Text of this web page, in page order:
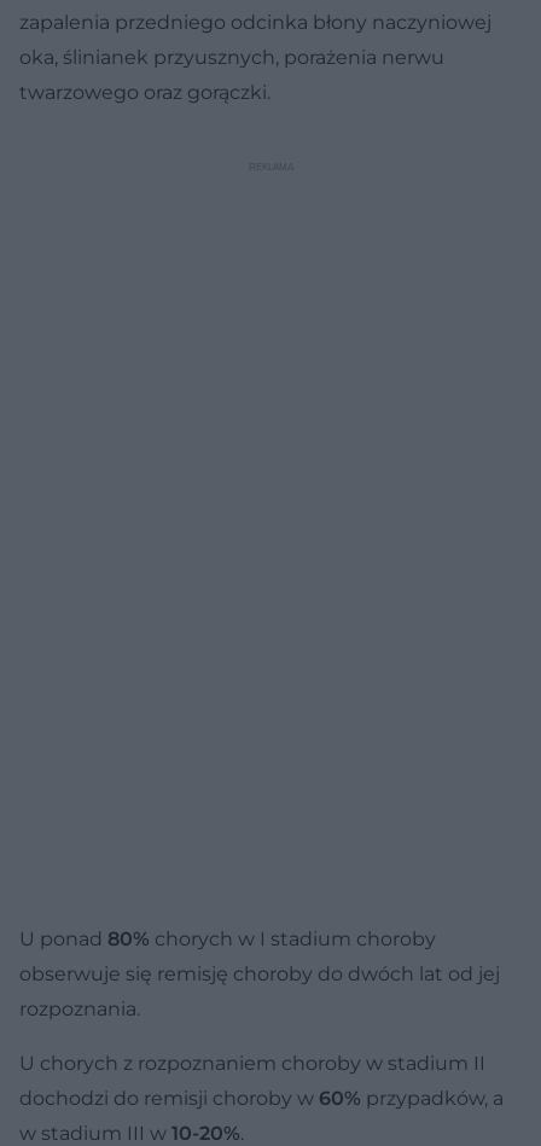
zapalenia przedniego odcinka błony naczyniowej
oka, ślinianek przyusznych, porażenia nerwu
twarzowego oraz gorączki.
U ponad 80% chorych w I stadium choroby
obserwuje się remisję choroby do dwóch lat od jej
rozpoznania.
U chorych z rozpoznaniem choroby w stadium II
dochodzi do remisji choroby w 60% przypadków, a
w stadium III w 10-20%.